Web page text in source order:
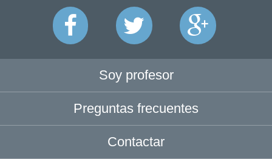
Soy profesor
Preguntas frecuentes
Contactar